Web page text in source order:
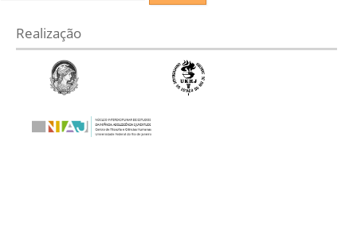
Realização